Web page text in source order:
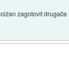
zagotovit drugače